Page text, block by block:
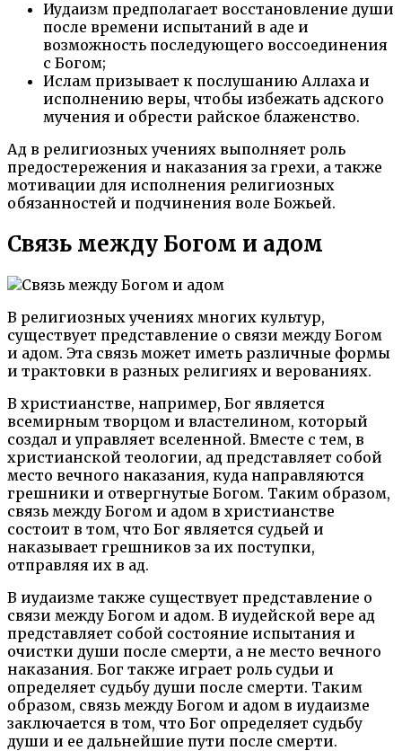
Иудаизм предполагает восстановление души
после времени испытаний в аде и
возможность последующего воссоединения
с Богом;
Ислам призывает к послушанию Аллаха и
исполнению веры, чтобы избежать адского
мучения и обрести райское блаженство.
Ад в религиозных учениях выполняет роль
предостережения и наказания за грехи, а также
мотивации для исполнения религиозных
обязанностей и подчинения воле Божьей.
Связь между Богом и адом
В религиозных учениях многих культур,
существует представление о связи между Богом
и адом. Эта связь может иметь различные формы
и трактовки в разных религиях и верованиях.
В христианстве, например, Бог является
всемирным творцом и властелином, который
создал и управляет вселенной. Вместе с тем, в
христианской теологии, ад представляет собой
место вечного наказания, куда направляются
грешники и отвергнутые Богом. Таким образом,
связь между Богом и адом в христианстве
состоит в том, что Бог является судьей и
наказывает грешников за их поступки,
отправляя их в ад.
В иудаизме также существует представление о
связи между Богом и адом. В иудейской вере ад
представляет собой состояние испытания и
очистки души после смерти, а не место вечного
наказания. Бог также играет роль судьи и
определяет судьбу души после смерти. Таким
образом, связь между Богом и адом в иудаизме
заключается в том, что Бог определяет судьбу
души и ее дальнейшие пути после смерти.